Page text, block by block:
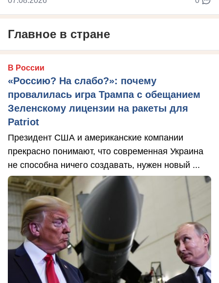
Главное в стране
В России
«Россию? На слабо?»: почему
провалилась игра Трампа с обещанием
Зеленскому лицензии на ракеты для
Patriot
Президент США и американские компании
прекрасно понимают, что современная Украина
не способна ничего создавать, нужен новый ...